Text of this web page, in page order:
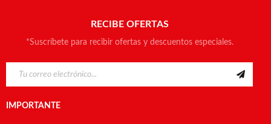
RECIBE OFERTAS
*Suscríbete para recibir ofertas y descuentos especiales.
IMPORTANTE